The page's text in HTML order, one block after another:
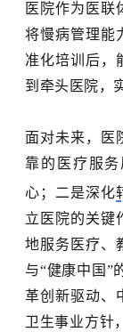
医院作为医联
将慢病管理能
准化培训后，
到牵头医院，
面对未来，医
靠的医疗服
心；二是深化
立医院的关键
地服务医疗、
与“健康中国”
革创新驱动、
卫生事业方针